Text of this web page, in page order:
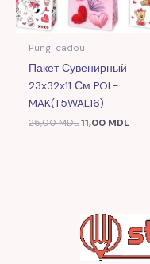
Pungi cadou
Пакет Сувенирный
23х32х11 См POL-
MAK(T5WAL16)
25,00MDL11,00 MDL